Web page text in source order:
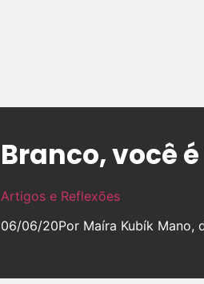
Branco, você
Artigos e Reflexões
06/06/20Por Maíra Kubík Mano,